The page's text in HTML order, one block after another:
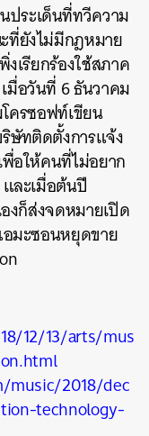
ประเด็นที่ทวีความ
ที่ยังไม่มีกฎหมาย
เรียกร้องใช้สภาค
มื่อวันที่ 6 ธันวาคม
ครซอฟท์เขียน
ษัทติดตั้งการแจ้ง
พื่อให้คนที่ไม่อยาก
ละเมื่อต้นปี
งก็ส่งจดหมายเปิด
อมะซอนหยุดขาย
12/13/arts/mus
music/2018/dec
technology-